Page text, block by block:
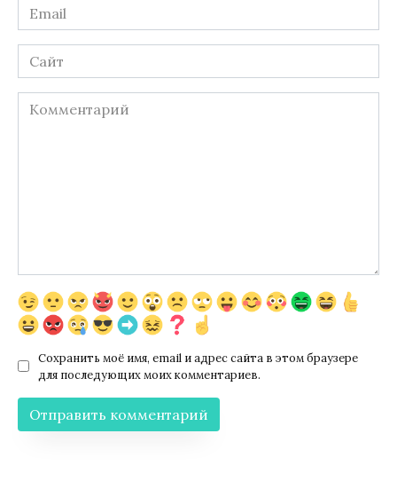
Email
*
Сайт
Комментарий
Сохранить моё имя, email и адрес сайта в этом браузере
для последующих моих комментариев.